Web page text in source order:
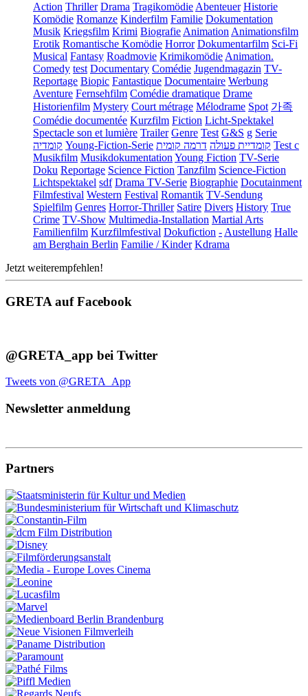
Action Thriller Drama TragikomödieAbenteuer Historie
Komödie Romanze Kinderfilm Familie Dokumentation
Musik Kriegsfilm Krimi BiografieAnimationAnimationsfilm
Erotik Romantische Komödie Horror Dokumentarfilm Sci-Fi
Musical Fantasy Roadmovie KrimikomödieAnimation.
Comedy test Documentary Comédie Jugendmagazin TV-
Reportage Biopic Fantastique Documentaire Werbung
Aventure Fernsehfilm Comédie dramatique Drame
Historienfilm Mystery Court métrage Mélodrame Spot 가족
Comédie documentée Kurzfilm Fiction Licht-Spektakel
Spectacle son et lumière Trailer Genre Test G&S g Serie
קומדיה Young-Fiction-Serie קומדיית פעולה דרמה קומית
Test c
Musikfilm MusikdokumentationYoung Fiction TV-Serie
Doku Reportage Science Fiction Tanzfilm Science-Fiction
Lichtspektakel sdf Drama TV-Serie Biographie Docutainment
Filmfestival Western Festival Romantik TV-Sendung
Spielfilm Genres Horror-Thriller Satire Divers History True
Crime TV-Show Multimedia-Installation Martial Arts
Familienfilm Kurzfilmfestival Dokufiction -Austellung Halle
am Berghain Berlin Familie / Kinder Kdrama
Jetzt weiterempfehlen!
GRETA auf Facebook
@GRETA_app bei Twitter
Tweets von @GRETA_App
Newsletter anmeldung
Partners